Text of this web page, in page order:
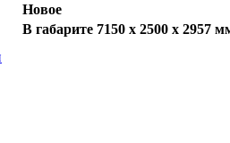
Новое
В габарите 7150 х 2500 х 2957